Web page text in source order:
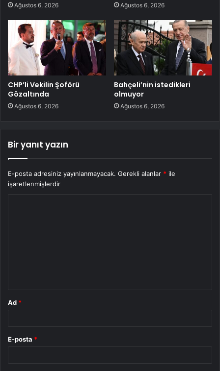
Ağustos 6, 2026 Ağustos 6, 2026
CHP’li Vekilin Şoförü
Gözaltında
Ağustos 6, 2026
Bahçeli’nin istedikleri
olmuyor
Ağustos 6, 2026
Bir yanıt yazın
E-posta adresiniz yayınlanmayacak. Gerekli alanlar * ile
işaretlenmişlerdir
Ad *
E-posta *